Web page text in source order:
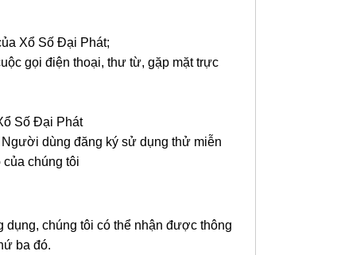
Xổ Số Đại Phát;
gọi điện thoại, thư từ, gặp mặt trực
Số Đại Phát
dùng đăng ký sử dụng thử miễn
chúng tôi
chúng tôi có thể nhận được thông
ba đó.